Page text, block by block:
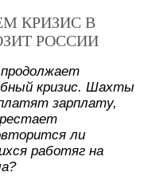
КРИЗИС В
РОССИИ
кризис. Шахты
зарплату,
ли
работяг на